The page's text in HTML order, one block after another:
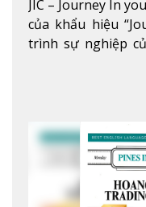
5 SAO TẠI
JIC – Journey In
của khẩu hiệu
trình sự nghiệp